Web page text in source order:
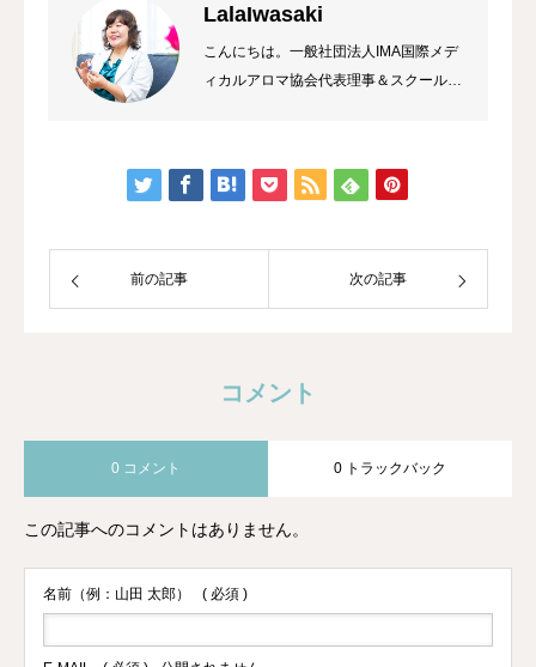
LalaIwasaki
こんにちは。一般社団法人IMA国際メデ
ィカルアロマ協会代表理事＆スクール校
トレーナーになり、HAWAIIのマナカー
ドのご縁でメディカルアロマに出会いま
前の記事 次の記事
コメント
0 コメント 0 トラックバック
この記事へのコメントはありません。
名前（例：山田 太郎） ( 必須 )